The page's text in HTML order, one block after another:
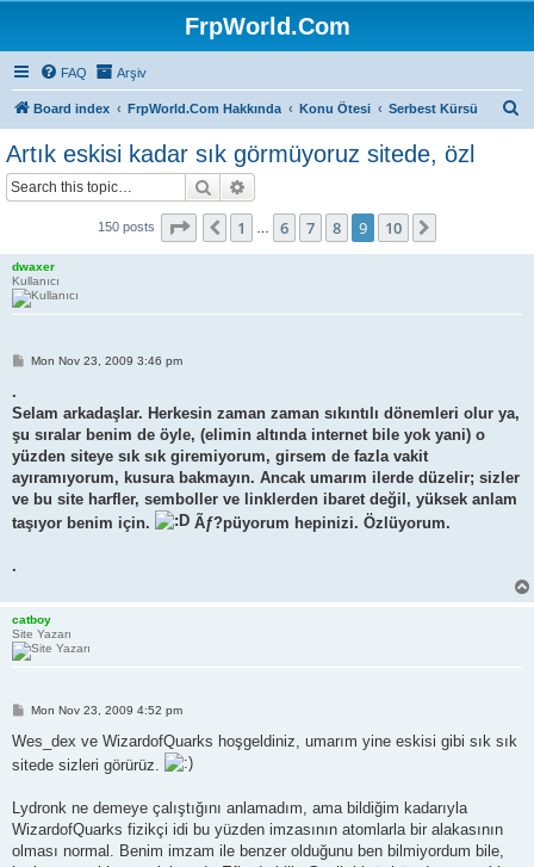
FrpWorld.Com
FAQ Arşiv
Board index FrpWorld.Com Hakkında Konu Ötesi Serbest Kürsü
Artık eskisi kadar sık görmüyoruz sitede, özl
Search
150 posts Page of10
Previous
1 6 7 8 9 10
dwaxer
Kullanıcı
PMon Nov 23, 2009 3:46 pm
.
Selam arkadaşlar. Herkesin zaman zaman sıkıntılı dönemleri olur ya,
şu sıralar benim de öyle, (elimin altında internet bile yok yani) o
yüzden siteye sık sık giremiyorum, girsem de fazla vakit
ayıramıyorum, kusura bakmayın. Ancak umarım ilerde düzelir; sizler
ve bu site harfler, semboller ve linklerden ibaret değil, yüksek anlam
taşıyor benim için.
Ãƒ?püyorum hepinizi. Özlüyorum.
.
catboy
Site Yazarı
P
s
Mon Nov 23, 2009 4:52 pm
Wes_dex ve WizardofQuarks hoşgeldiniz, umarım yine eskisi gibi sık sık
sitede sizleri görürüz.
Lydronk ne demeye çalıştığını anlamadım, ama bildiğim kadarıyla
WizardofQuarks fizikçi idi bu yüzden imzasının atomlarla bir alakasının
olması normal. Benim imzam ile benzer olduğunu ben bilmiyordum bile,